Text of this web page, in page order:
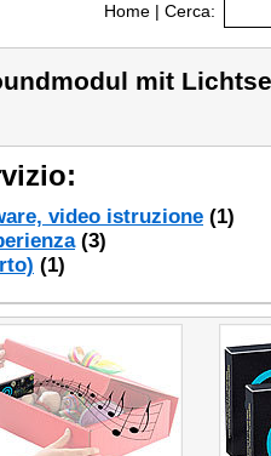
Home | Cerca:
mit
video istruzione (1)
(3)
(1)